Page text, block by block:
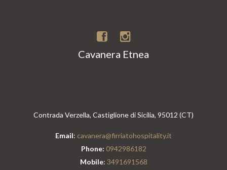
Cavanera Etnea
Contrada Verzella, Castiglione di Sicilia, 95012 (CT)
Email: cavanera@firriatohospitality.it
Phone: 0942986182
Mobile: 3491691568